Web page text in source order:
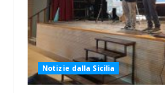
Notizie dalla Sicilia